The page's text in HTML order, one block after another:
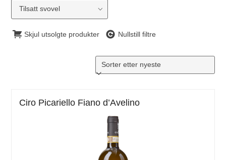
Tilsatt svovel
Skjul utsolgte produkter Nullstill filtre
Ciro Picariello Fiano d’Avelino